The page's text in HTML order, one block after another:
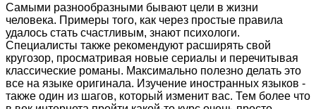
Самыми разнообразными бывают цели в жизни
человека. Примеры того, как через простые правила
удалось стать счастливым, знают психологи.
Специалисты также рекомендуют расширять свой
кругозор, просматривая новые сериалы и перечитывая
классические романы. Максимально полезно делать это
все на языке оригинала. Изучение иностранных языков -
также один из шагов, который изменит вас. Тем более что